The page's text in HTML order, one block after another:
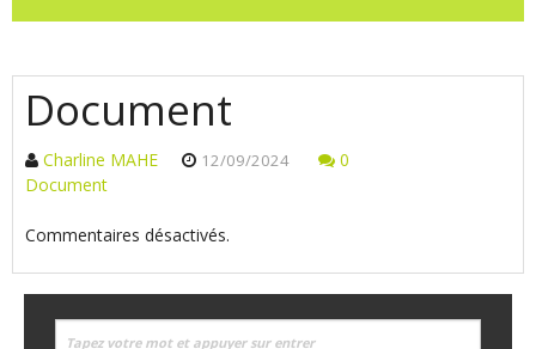
Document
Charline MAHE 12/09/2024
0
Document
Commentaires désactivés.